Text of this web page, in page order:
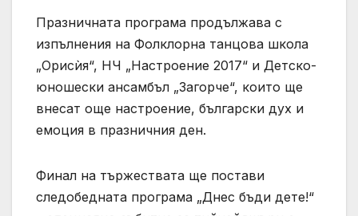
Празничната програма продължава с
изпълнения на Фолклорна танцова школа
„Орисѝя“, НЧ „Настроение 2017“ и Детско-
юношески ансамбъл „Загорче“, които ще
внесат още настроение, български дух и
емоция в празничния ден.
Финал на тържествата ще постави
следобедната програма „Днес бъди дете!“